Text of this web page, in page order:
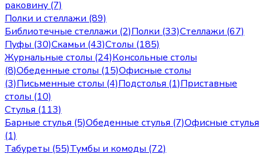
раковину (7)
Полки и стеллажи (89)
Библиотечные стеллажи (2)Полки (33)Стеллажи (67)
Пуфы (30)Скамьи (43)Столы (185)
Журнальные столы (24)Консольные столы
(8)Обеденные столы (15)Офисные столы
(3)Письменные столы (4)Подстолья (1)Приставные
столы (10)
Стулья (113)
Барные стулья (5)Обеденные стулья (7)Офисные стулья
(1)
Табуреты (55)Тумбы и комоды (72)